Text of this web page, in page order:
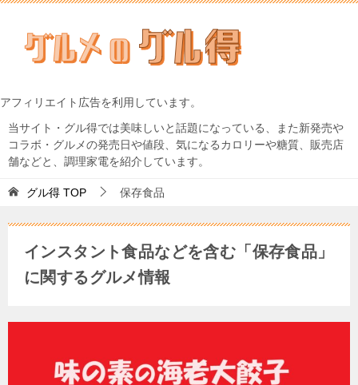
アフィリエイト広告を利用しています。
当サイト・グル得では美味しいと話題になっている、また新発売や
コラボ・グルメの発売日や値段、気になるカロリーや糖質、販売店
舗などと、調理家電を紹介しています。
グル得 TOP 保存食品
インスタント食品などを含む「保存食品」
に関するグルメ情報